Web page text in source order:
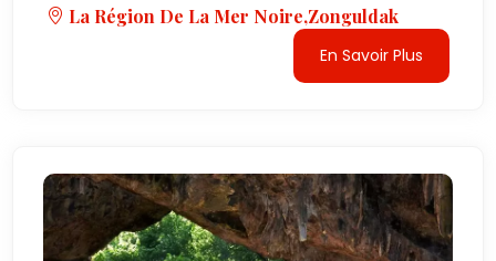
La Région De La Mer Noire,Zonguldak
En Savoir Plus